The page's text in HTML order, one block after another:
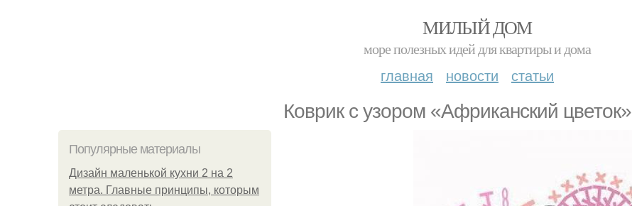
МИЛЫЙ ДОМ
море полезных идей для квартиры и дома
главная новости статьи
Коврик с узором «Африканский цветок»
Популярные материалы
Дизайн маленькой кухни 2 на 2
метра. Главные принципы, которым